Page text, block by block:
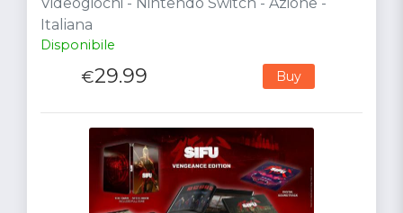
Italiana
Disponibile
€29.99 Buy